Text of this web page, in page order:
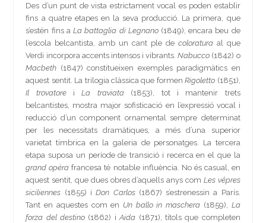
Des d’un punt de vista estrictament vocal es poden establir
fins a quatre etapes en la seva producció. La primera, que
s’estén fins aLa battaglia di Legnano(1849), encara beu de
l’escola belcantista, amb un cant ple decoloraturaal que
Verdi incorpora accents intensos i vibrants.Nabucco (1842) o
Macbeth (1847) constitueixen exemples paradigmàtics en
aquest sentit. La trilogia clàssica que formenRigoletto (1851),
Il trovatoreiLa traviata(1853), tot i mantenir trets
belcantistes, mostra major sofisticació en l’expressió vocal i
reducció d’un component ornamental sempre determinat
per les necessitats dramàtiques, a més d’una superior
varietat tímbrica en la galeria de personatges. La tercera
etapa suposa un període de transició i recerca en el que la
grand opéra francesa té notable influència. No és casual, en
aquest sentit, que dues obres d’aquells anys com Les vêpres
siciliennes (1855) iDon Carlos (1867) s’estrenessin a París.
Tant en aquestes com en Un ballo in maschera (1859), La
forza del destino (1862) iAida (1871), títols que completen